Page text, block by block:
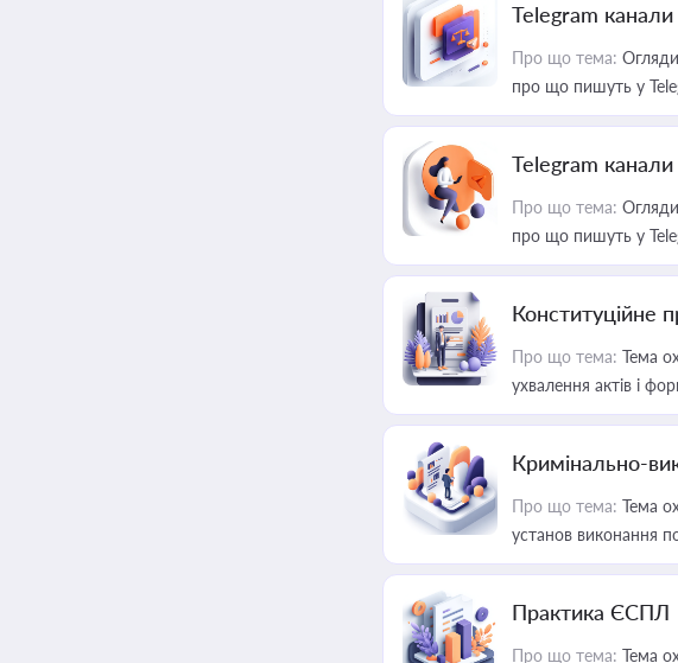
Telegram канали
Про що тема:
про що пишуть у
Telegram канали
Про що тема:
про що пишуть у
Конституційне
Про що тема: Тема
ухвалення актів і
Кримінально-
Про що тема: Тема
установ виконання
Практика ЄСПЛ
Про що тема: Тема